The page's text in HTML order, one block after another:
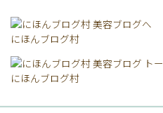
にほんブログ村
にほんブログ村